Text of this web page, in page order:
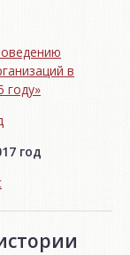
в
году»
год